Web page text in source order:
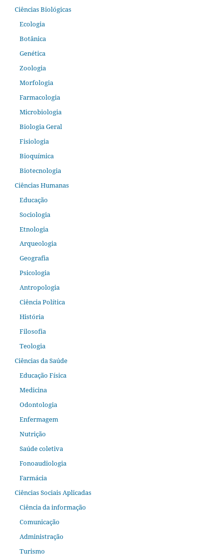
Ciências Biológicas
Ecologia
Botânica
Genética
Zoologia
Morfologia
Farmacologia
Microbiologia
Biologia Geral
Fisiologia
Bioquímica
Biotecnologia
Ciências Humanas
Educação
Sociologia
Etnologia
Arqueologia
Geografia
Psicologia
Antropologia
Ciência Política
História
Filosofia
Teologia
Ciências da Saúde
Educação Física
Medicina
Odontologia
Enfermagem
Nutrição
Saúde coletiva
Fonoaudiologia
Farmácia
Ciências Sociais Aplicadas
Ciência da informação
Comunicação
Administração
Turismo